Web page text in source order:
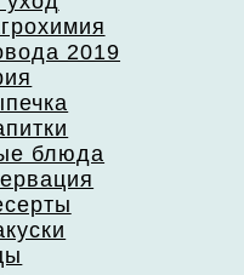
2019
блюда